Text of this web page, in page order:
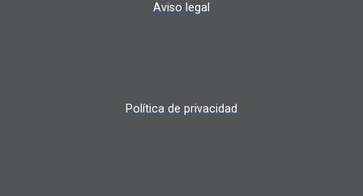
Aviso legal
Política de privacidad